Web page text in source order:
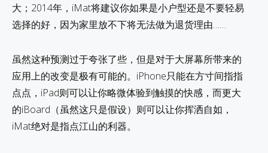
大；2014年，iMat将建议你如果是小户型还是不要轻易
选择的好，因为家里放不下将无法做为退货理由……
虽然这种预测过于夸张了些，但是对于大屏幕所带来的
应用上的改变是极有可能的。iPhone只能在方寸间指指
点点，iPad则可以让你略微体验到触摸的快感，而更大
的iBoard（虽然这只是假设）则可以让你挥洒自如，
iMat绝对是指点江山的利器。